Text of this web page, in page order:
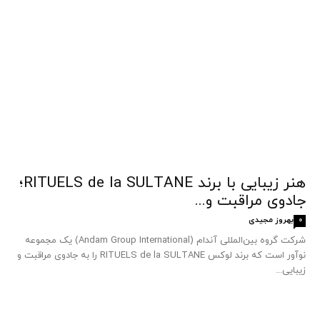
هنر زیبایی با برند RITUELS de la SULTANE؛
جادوی مراقبت و...
بهروز مجیدی 0
شرکت گروه بین‌المللی آندام (Andam Group International) یک مجموعه
نوآور است که برند لوکس RITUELS de la SULTANE را به جادوی مراقبت و
زیبایی...